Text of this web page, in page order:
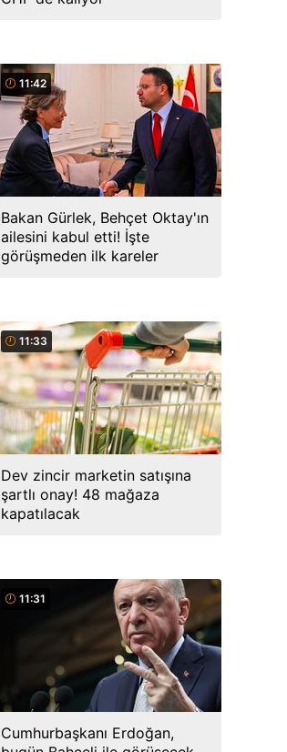
11:42
Bakan Gürlek, Behçet Oktay'ın
ailesini kabul etti! İşte
görüşmeden ilk kareler
11:33
Dev zincir marketin satışına
şartlı onay! 48 mağaza
kapatılacak
11:31
Cumhurbaşkanı Erdoğan,